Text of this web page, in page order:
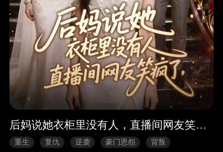
后妈说她衣柜里没有人，直播间网友笑疯了
重生 复仇 逆袭 豪门恩怨 背叛